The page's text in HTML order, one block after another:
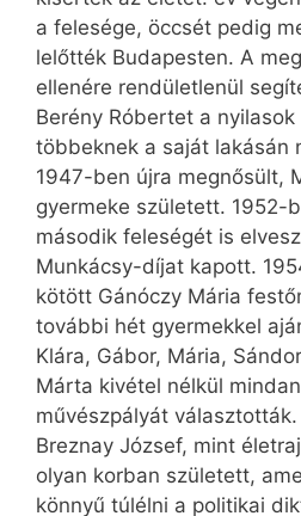
a felesége, öccsét pedig
lelőtték Budapesten. A
ellenére rendületlenül
Berény Róbertet a
többeknek a saját lakásán
1947-ben újra megnősült,
gyermeke született. 1952-
második feleségét is
Munkácsy-díjat kapott.
kötött Gánóczy Mária
további hét gyermekkel
Klára, Gábor, Mária,
Márta kivétel nélkül
művészpályát választották.
Breznay József, mint
olyan korban született,
könnyű túlélni a politikai